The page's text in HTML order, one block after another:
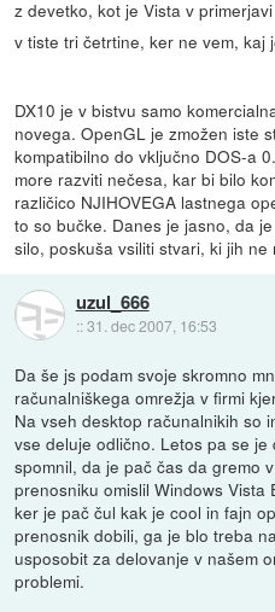
z devetko, kot je Vista v
v tiste tri četrtine, ker ne vem, kaj
DX10 je v bistvu samo
novega. OpenGL je zmožen iste
kompatibilno do vključno DOS-a
more razviti nečesa, kar bi bilo
različico NJIHOVEGA lastnega
to so bučke. Danes je jasno, da
silo, poskuša vsiliti stvari, ki jih
uzul_666
::31. dec 2007, 16:53
Da še js podam svoje skromno
računalniškega omrežja v firmi
Na vseh desktop računalnikih so
vse deluje odlično. Letos pa se je
spomnil, da je pač čas da gremo
prenosniku omislil Windows Vista
ker je pač čul kak je cool in fajn
prenosnik dobili, ga je blo treba
usposobit za delovanje v našem
problemi.